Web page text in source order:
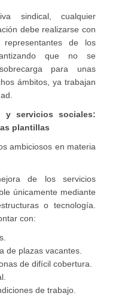
sindical, cualquier
debe realizarse con
de los
que no se
para unas
ámbitos, ya trabajan
y servicios sociales:
plantillas
ambiciosos en materia
de los servicios
únicamente mediante
o tecnología.
con:
de plazas vacantes.
de difícil cobertura.
de trabajo.